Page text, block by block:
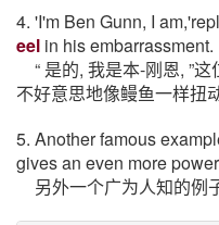
4. 'I'm Ben Gunn, I
eel in his embarrassment.
“ 是的, 我是本-刚恩, ”
不好意思地像鳗鱼一样扭
5. Another famous
gives an even more
另外一个广为人知的例